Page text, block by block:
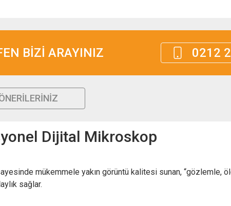
BİZİ ARAYINIZ 0212
Dijital Mikroskop
mükemmele yakın görüntü kalitesi sunan, “gözlemle,
sağlar.